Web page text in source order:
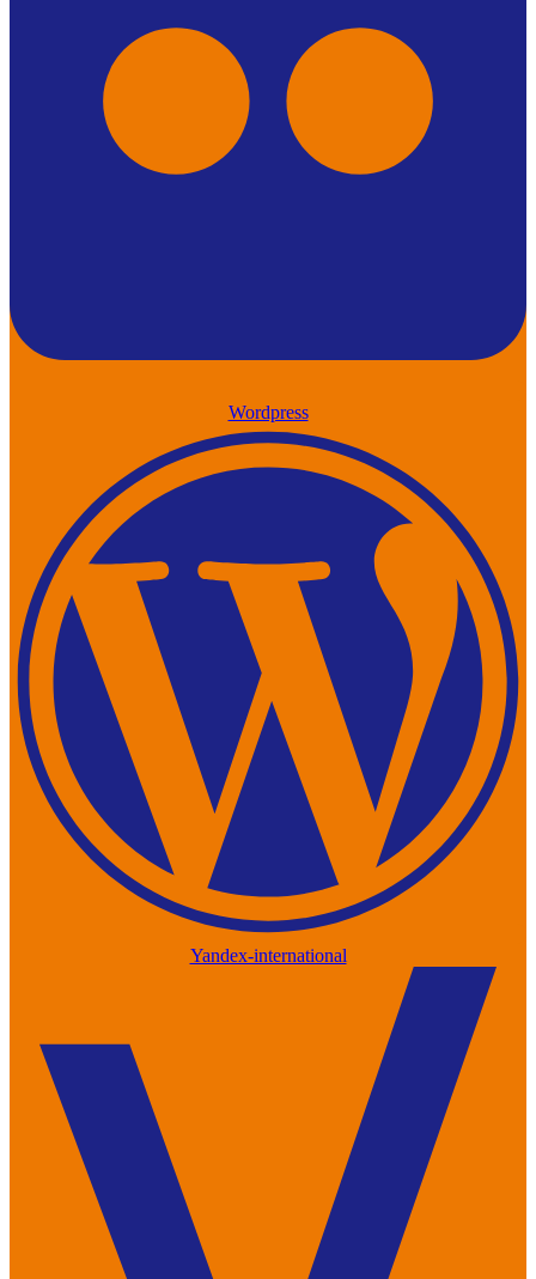
Wordpress
Yandex-international